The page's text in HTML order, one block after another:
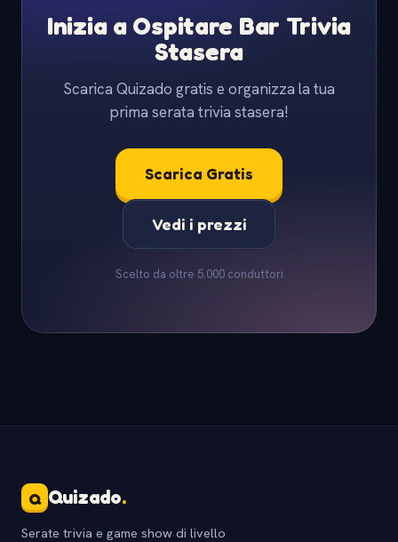
Inizia a Ospitare Bar Trivia
Stasera
Scarica Quizado gratis e organizza la tua
prima serata trivia stasera!
Scarica Gratis
Vedi i prezzi
Scelto da oltre 5.000 conduttori
Q Quizado.
Serate trivia e game show di livello